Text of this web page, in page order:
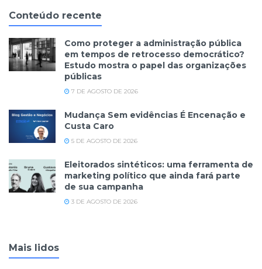
Conteúdo recente
Como proteger a administração pública
em tempos de retrocesso democrático?
Estudo mostra o papel das organizações
públicas
7 DE AGOSTO DE 2026
Mudança Sem evidências É Encenação e
Custa Caro
5 DE AGOSTO DE 2026
Eleitorados sintéticos: uma ferramenta de
marketing político que ainda fará parte
de sua campanha
3 DE AGOSTO DE 2026
Mais lidos